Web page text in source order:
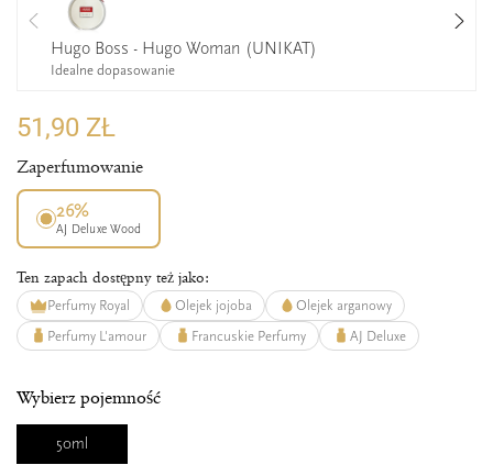
Hugo Boss - Hugo Woman (UNIKAT)
Idealne dopasowanie
51,90 ZŁ
Zaperfumowanie
26%
AJ Deluxe Wood
Ten zapach dostępny też jako:
Perfumy Royal Olejek jojoba
Olejek arganowy
Perfumy L'amour
Francuskie Perfumy AJ Deluxe
Wybierz pojemność
50ml